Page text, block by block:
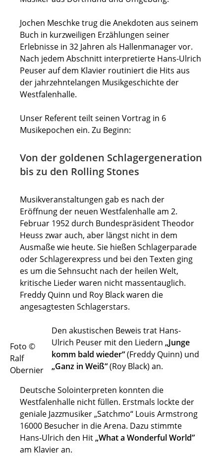
Jochen Meschke trug die Anekdoten aus seinem
Buch in kurzweiligen Erzählungen seiner
Erlebnisse in 32 Jahren als Hallenmanager vor.
Nach jedem Abschnitt interpretierte Hans-Ulrich
Peuser auf dem Klavier routiniert die Hits aus
der jahrzehntelangen Musikgeschichte der
Westfalenhalle.
Unser Referent teilt seinen Vortrag in 6
Musikepochen ein. Zu Beginn:
Von der goldenen Schlagergeneration
bis zu den Rolling Stones
Musikveranstaltungen gab es nach der
Eröffnung der neuen Westfalenhalle am 2.
Februar 1952 durch Bundespräsident Theodor
Heuss zwar auch, aber längst nicht in dem
Ausmaße wie heute. Sie hießen Schlagerparade
oder Schlagerexpress und bei den Texten ging
es um die Sehnsucht nach der heilen Welt,
kritische Lieder waren nicht massentauglich.
Freddy Quinn und Roy Black waren die
angesagtesten Schlagerstars.
Foto ©
Ralf
Obernier
Den akustischen Beweis trat Hans-
Ulrich Peuser mit den Liedern „Junge
komm bald wieder“(Freddy Quinn) und
„Ganz in Weiß“(Roy Black) an.
Deutsche Solointerpreten konnten die
Westfalenhalle nicht füllen. Erstmals lockte der
geniale Jazzmusiker „Satchmo“ Louis Armstrong
16000 Besucher in die Arena. Dazu stimmte
Hans-Ulrich den Hit„What a Wonderful World”
am Klavier an.